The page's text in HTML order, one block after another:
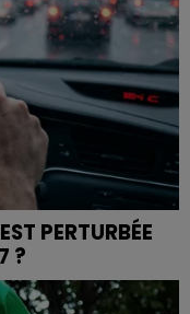
PERTURBÉE
?